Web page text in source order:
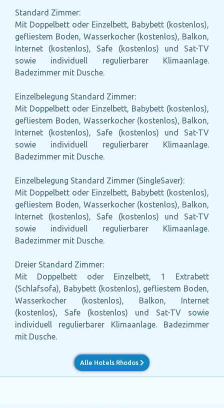
Standard Zimmer:
Mit Doppelbett oder Einzelbett, Babybett (kostenlos),
gefliestem Boden, Wasserkocher (kostenlos), Balkon,
Internet (kostenlos), Safe (kostenlos) und Sat-TV
sowie individuell regulierbarer Klimaanlage.
Badezimmer mit Dusche.
Einzelbelegung Standard Zimmer:
Mit Doppelbett oder Einzelbett, Babybett (kostenlos),
gefliestem Boden, Wasserkocher (kostenlos), Balkon,
Internet (kostenlos), Safe (kostenlos) und Sat-TV
sowie individuell regulierbarer Klimaanlage.
Badezimmer mit Dusche.
Einzelbelegung Standard Zimmer (SingleSaver):
Mit Doppelbett oder Einzelbett, Babybett (kostenlos),
gefliestem Boden, Wasserkocher (kostenlos), Balkon,
Internet (kostenlos), Safe (kostenlos) und Sat-TV
sowie individuell regulierbarer Klimaanlage.
Badezimmer mit Dusche.
Dreier Standard Zimmer:
Mit Doppelbett oder Einzelbett, 1 Extrabett
(Schlafsofa), Babybett (kostenlos), gefliestem Boden,
Wasserkocher (kostenlos), Balkon, Internet
(kostenlos), Safe (kostenlos) und Sat-TV sowie
individuell regulierbarer Klimaanlage. Badezimmer
mit Dusche.
Alle Hotels Rhodos